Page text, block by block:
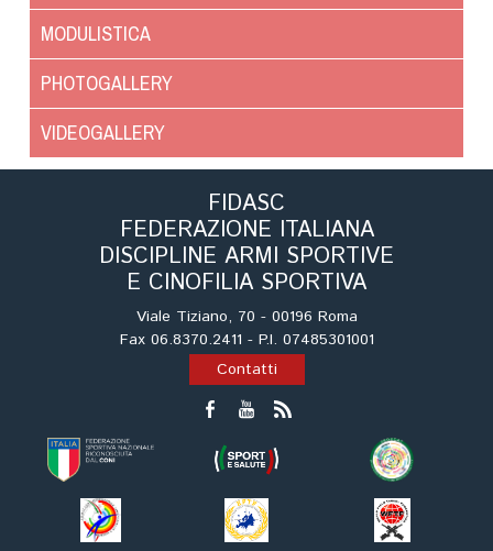
MODULISTICA
PHOTOGALLERY
VIDEOGALLERY
FIDASC
FEDERAZIONE ITALIANA
DISCIPLINE ARMI SPORTIVE
E CINOFILIA SPORTIVA
Viale Tiziano, 70 - 00196 Roma
Fax 06.8370.2411 - P.I. 07485301001
Contatti
English e Training Sporting
Field Target
Paintball
Softair
Cinofilia Sportiva
DiscDog
Dog Balance
Dog Trail